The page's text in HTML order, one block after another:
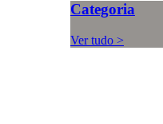
Categoria
Ver tudo >